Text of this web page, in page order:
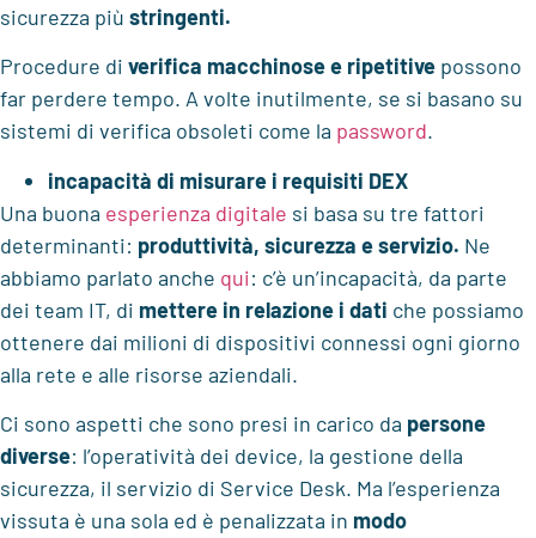
sicurezza più stringenti.
Procedure di verifica macchinose e ripetitive possono
far perdere tempo. A volte inutilmente, se si basano su
sistemi di verifica obsoleti come la password.
incapacità di misurare i requisiti DEX
Una buona esperienza digitale si basa su tre fattori
determinanti: produttività, sicurezza e servizio. Ne
abbiamo parlato anche qui: c’è un’incapacità, da parte
dei team IT, di mettere in relazione i dati che possiamo
ottenere dai milioni di dispositivi connessi ogni giorno
alla rete e alle risorse aziendali.
Ci sono aspetti che sono presi in carico da persone
diverse: l’operatività dei device, la gestione della
sicurezza, il servizio di Service Desk. Ma l’esperienza
vissuta è una sola ed è penalizzata in modo